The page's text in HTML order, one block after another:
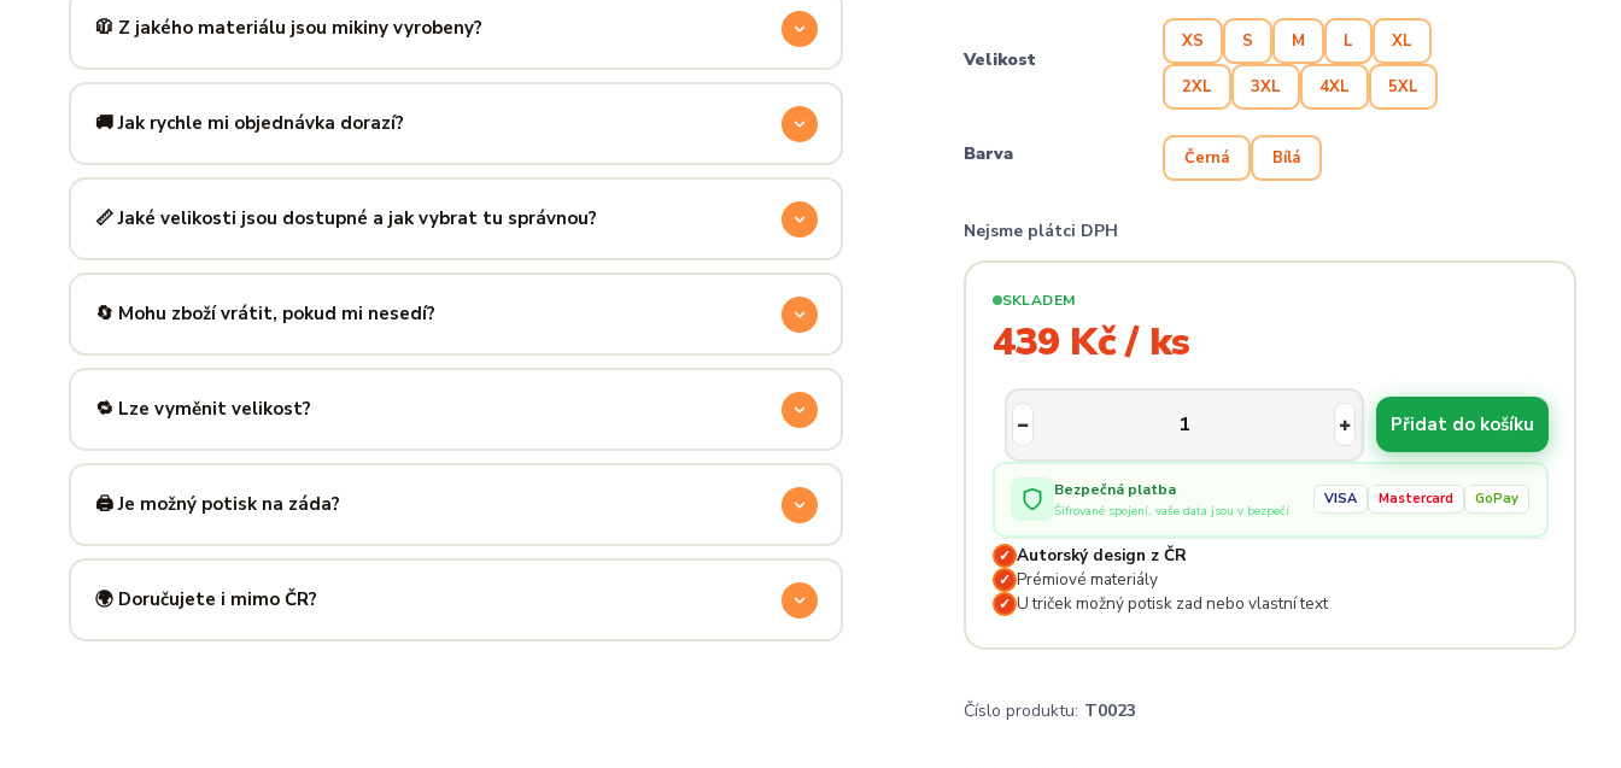
zachová tvar i barvu i po desítkách praní. Kvalita, kterou pocítíš hned při prvním oblečení.
🧥 Z jakého materiálu jsou mikiny vyrobeny?
Mikiny šijeme ze směsi80 % bavlny a 20 % polyesteru— příjemně hřejivá, pevná a zároveň
prodyšná kombinace, která si dlouho drží tvar i po opakovaném praní.
🚚 Jak rychle mi objednávka dorazí?
Mimo sezónu balíme a odesíláme do 3 pracovních dní. Doručení přes PPL, GLS nebo Českou
poštu trvá obvykle 1–3 pracovní dny — zboží tak můžeš mít u sebe už za pár dní.
📏 Jaké velikosti jsou dostupné a jak vybrat tu správnou?
Nabízíme velikosti XS až 5XL, takže si vybere opravdu každý. Klikni naPrůvodce velikostmi
výše — najdeš tam přesné míry v cm a výběr velikosti bude hračka.
🔄 Mohu zboží vrátit, pokud mi nesedí?
Samozřejmě. Máš plných14 dní na vráceníbez udání důvodu. Stačí nás kontaktovat na
info@ilus.cza vše vyřídíme rychle a bez komplikací.
🔁 Lze vyměnit velikost?
Standardně výměnu nenabízíme, ale víme, že se to stane — proto se nebojte napsat na
info@ilus.cz. Většinou společně najdeme řešení, které vás potěší.
🖨️ Je možný potisk na záda?
Ano! Potisk zad je možný u většiny našich produktů — skvělé pro originální dárky nebo párové
kousky. Napiš nám předem na
🌍 Doručujete i mimo ČR?
Velikost
XS S M L XL
2XL 3XL 4XL 5XL
Barva Černá Bílá
Nejsme plátci DPH
SKLADEM
439 Kč / ks
Přidat do košíku
Bezpečná platba
Šifrované spojení, vaše data jsou v bezpečí
VISA Mastercard GoPay
✓ Autorský design z ČR
✓ Prémiové materiály
✓ U triček možný potisk zad nebo vlastní text
Číslo produktu: T0023